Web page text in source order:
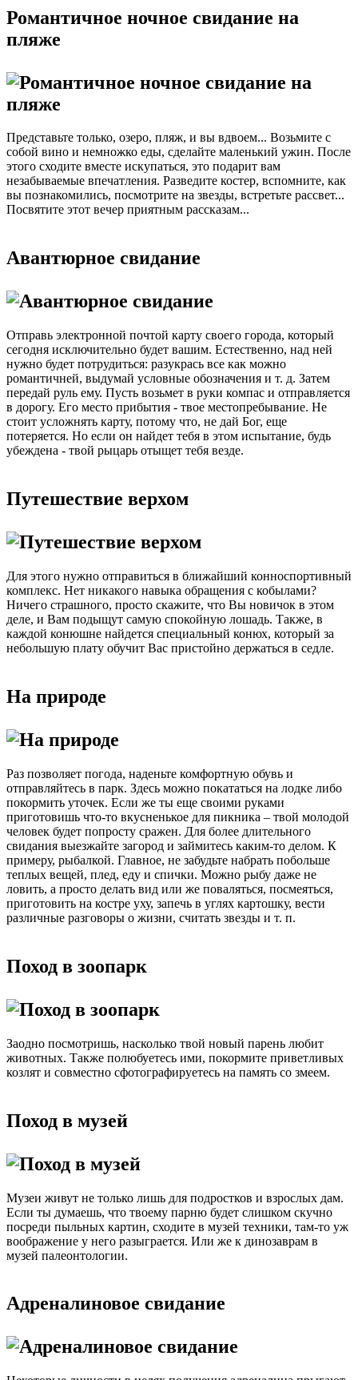
Романтичное ночное свидание на
пляже
Представьте только, озеро, пляж, и вы вдвоем... Возьмите с
собой вино и немножко еды, сделайте маленький ужин. После
этого сходите вместе искупаться, это подарит вам
незабываемые впечатления. Разведите костер, вспомните, как
вы познакомились, посмотрите на звезды, встретьте рассвет...
Посвятите этот вечер приятным рассказам...
Авантюрное свидание
Отправь электронной почтой карту своего города, который
сегодня исключительно будет вашим. Естественно, над ней
нужно будет потрудиться: разукрась все как можно
романтичней, выдумай условные обозначения и т. д. Затем
передай руль ему. Пусть возьмет в руки компас и отправляется
в дорогу. Его место прибытия - твое местопребывание. Не
стоит усложнять карту, потому что, не дай Бог, еще
потеряется. Но если он найдет тебя в этом испытание, будь
убеждена - твой рыцарь отыщет тебя везде.
Путешествие верхом
Для этого нужно отправиться в ближайший конноспортивный
комплекс. Нет никакого навыка обращения с кобылами?
Ничего страшного, просто скажите, что Вы новичок в этом
деле, и Вам подыщут самую спокойную лошадь. Также, в
каждой конюшне найдется специальный конюх, который за
небольшую плату обучит Вас пристойно держаться в седле.
На природе
Раз позволяет погода, наденьте комфортную обувь и
отправляйтесь в парк. Здесь можно покататься на лодке либо
покормить уточек. Если же ты еще своими руками
приготовишь что-то вкусненькое для пикника – твой молодой
человек будет попросту сражен. Для более длительного
свидания выезжайте загород и займитесь каким-то делом. К
примеру, рыбалкой. Главное, не забудьте набрать побольше
теплых вещей, плед, еду и спички. Можно рыбу даже не
ловить, а просто делать вид или же поваляться, посмеяться,
приготовить на костре уху, запечь в углях картошку, вести
различные разговоры о жизни, считать звезды и т. п.
Поход в зоопарк
Заодно посмотришь, насколько твой новый парень любит
животных. Также полюбуетесь ими, покормите приветливых
козлят и совместно сфотографируетесь на память со змеем.
Поход в музей
Музеи живут не только лишь для подростков и взрослых дам.
Если ты думаешь, что твоему парню будет слишком скучно
посреди пыльных картин, сходите в музей техники, там-то уж
воображение у него разыграется. Или же к динозаврам в
музей палеонтологии.
Адреналиновое свидание